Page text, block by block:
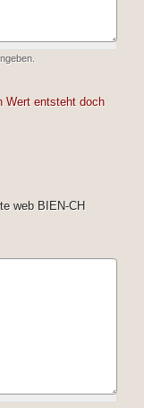
Wert entsteht doch
web BIEN-CH